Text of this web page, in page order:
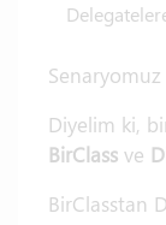
Diyelim ki,
BirClass ve
BirClasstan